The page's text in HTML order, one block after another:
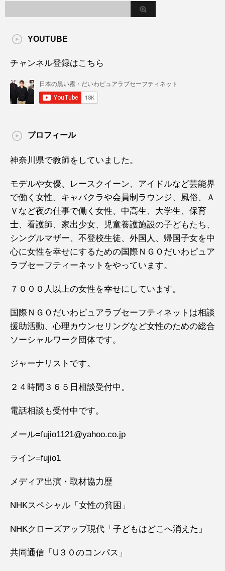
YOUTUBE
チャンネル登録はこちら
プロフィール
神奈川県で教師をしていました。
モデルや女優、レースクイーン、アイドルなど芸能界
で働く女性、キャバクラや会員制ラウンジ、風俗、Ａ
Ｖなど夜の仕事で働く女性、中高生、大学生、保育
士、看護師、家出少女、児童養護施設の子どもたち、
シングルマザー、不登校生徒、外国人、帰国子女を中
心に女性を幸せにするための国際ＮＧＯだいわピュア
ラブセーフティーネットをやっています。
７０００人以上の女性を幸せにしています。
国際ＮＧＯだいわピュアラブセーフティネットは相談
援助活動、心理カウンセリングなど女性のための総合
ソーシャルワーク団体です。
ジャーナリストです。
２４時間３６５日相談受付中。
電話相談も受付中です。
メール=fujio1121@yahoo.co.jp
ライン=fujio1
メディア出演・取材協力歴
NHKスペシャル「女性の貧困」
NHKクローズアップ現代「子どもはどこへ消えた」
共同通信「U３０のコンパス」